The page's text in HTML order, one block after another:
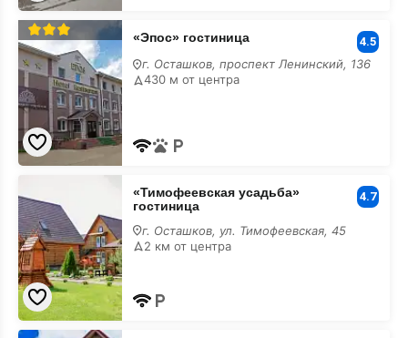
«Эпос»
гостиница
«Эпос» гостиница 4.5
г. Осташков, проспект Ленинский, 136
430 м от центра
усадьба»
гостиница
«Тимофеевская усадьба»
гостиница
4.7
г. Осташков, ул. Тимофеевская, 45
2 км от центра